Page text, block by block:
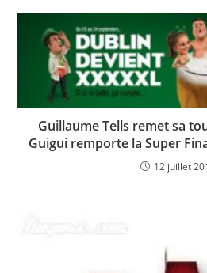
Guillaume Tells remet sa
Guigui remporte la Super
12 juillet